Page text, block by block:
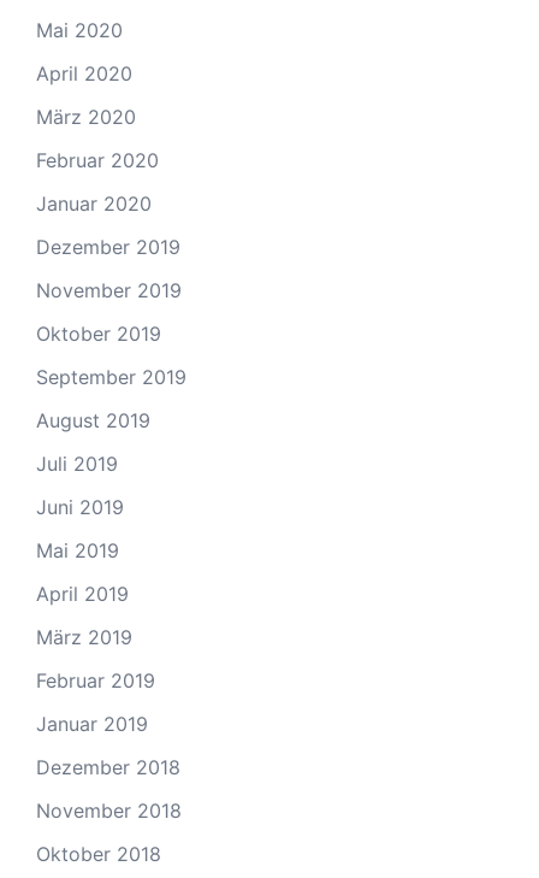
Mai 2020
April 2020
März 2020
Februar 2020
Januar 2020
Dezember 2019
November 2019
Oktober 2019
September 2019
August 2019
Juli 2019
Juni 2019
Mai 2019
April 2019
März 2019
Februar 2019
Januar 2019
Dezember 2018
November 2018
Oktober 2018